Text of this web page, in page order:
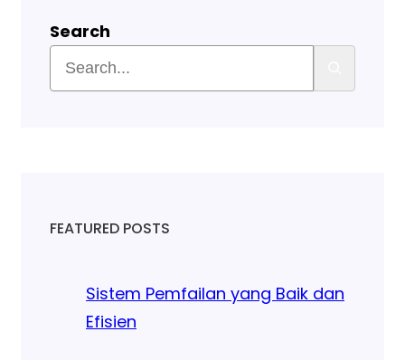
Search
FEATURED POSTS
Sistem Pemfailan yang Baik dan
Efisien